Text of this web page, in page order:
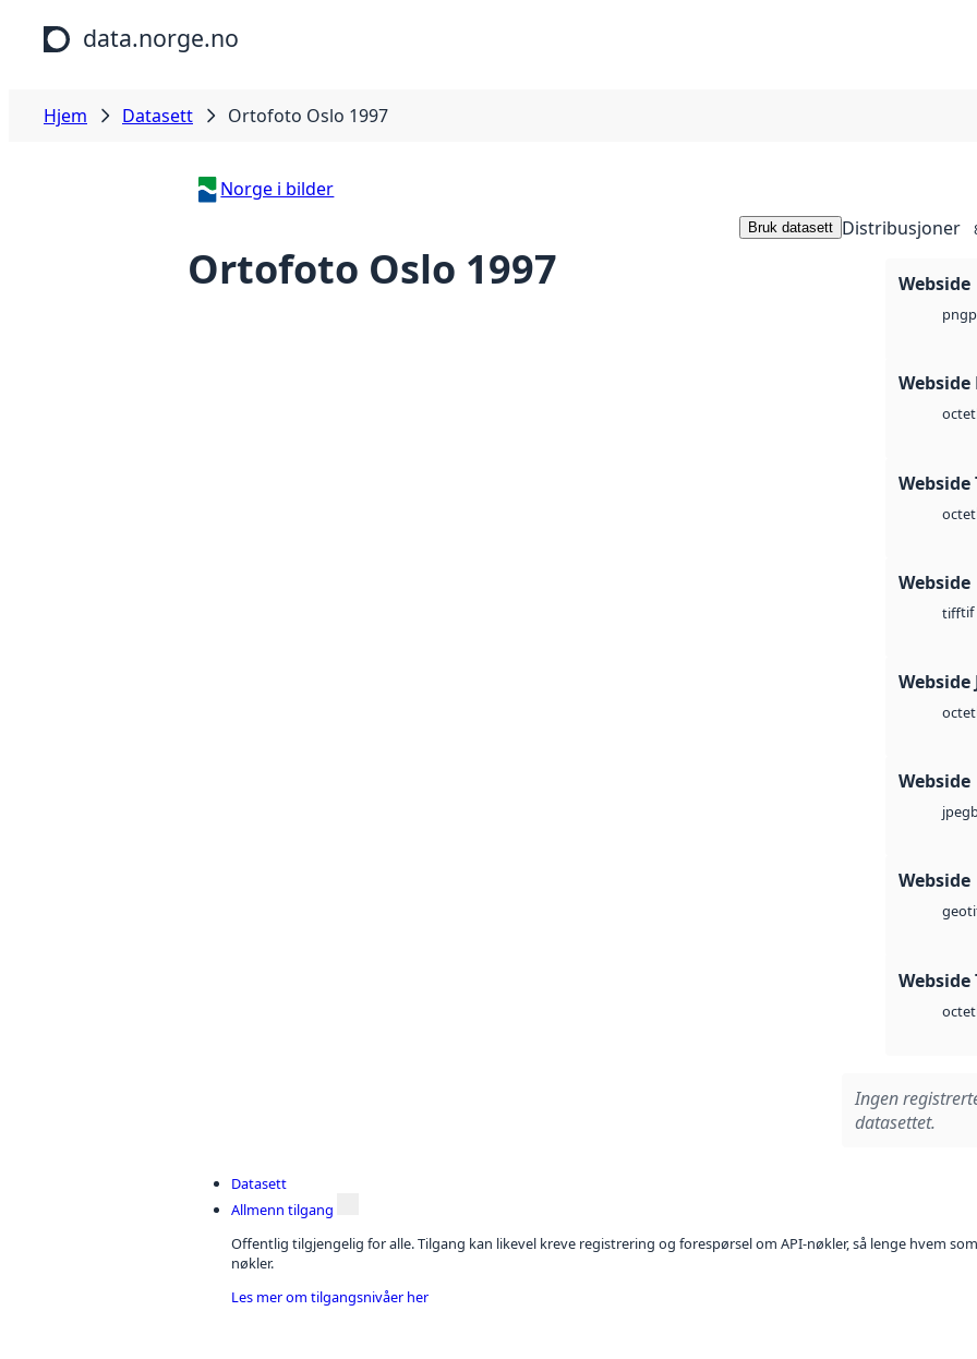
Hopp til hovedinnhold
data.norge.no
Hjem Datasett Ortofoto Oslo 1997
Norge i bilder
Ortofoto Oslo 1997
Bruk datasett Distribusjoner
Webside
png
Webside
octet
Webside
octet
Webside
tifftif
Webside
octet
Webside
jpeg
Webside
Webside
octet
Ingen
datasettet.
Datasett
Allmenn tilgang
Offentlig tilgjengelig for alle. Tilgang kan likevel kreve registrering og forespørsel om API-nøkler, så lenge hvem
nøkler.
Les mer om tilgangsnivåer her